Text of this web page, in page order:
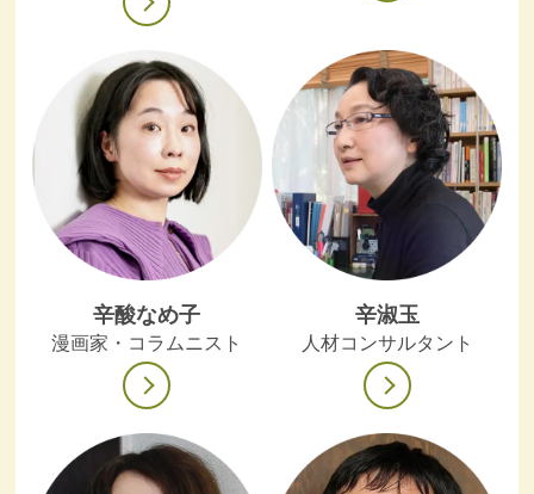
辛酸なめ子
漫画家・コラムニスト
辛淑玉
人材コンサルタント